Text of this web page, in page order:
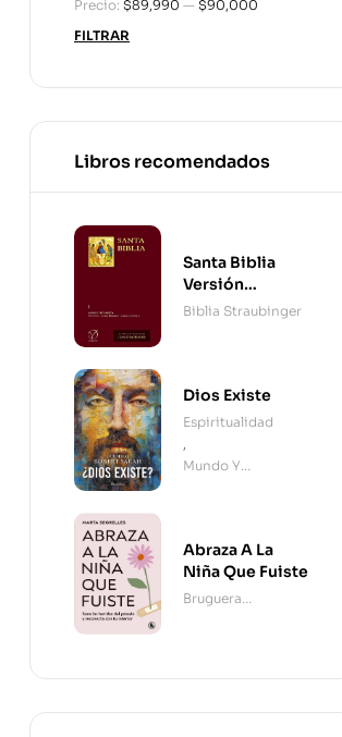
FILTRAR
Precio: $89,990 — $90,000
Libros recomendados
Santa Biblia
Versión
Straubinger - 2
Biblia Straubinger
Dios Existe
Espiritualidad
,
Mundo Y
Abraza A La
Niña Que Fuiste
Bruguera